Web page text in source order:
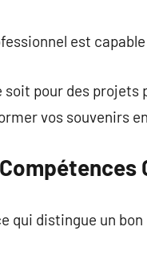
est
soit pour des
vos souvenirs
qui distingue un